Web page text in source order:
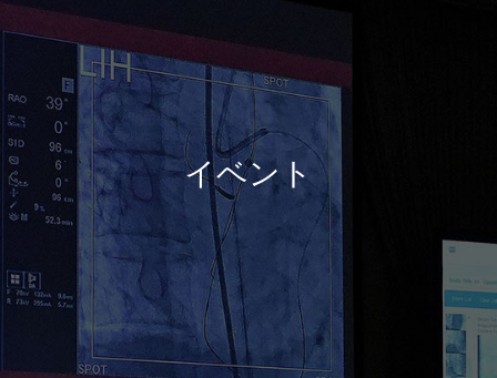
近畿支部会則
地方会の案内
メディカル
スタッフ
関連リンク
カレンダー
お問い合わせ
イベント